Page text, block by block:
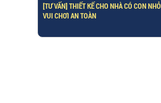
[TƯ VẤN] THIẾT KẾ CHO NHÀ CÓ CON NHỎ
VUI CHƠI AN TOÀN